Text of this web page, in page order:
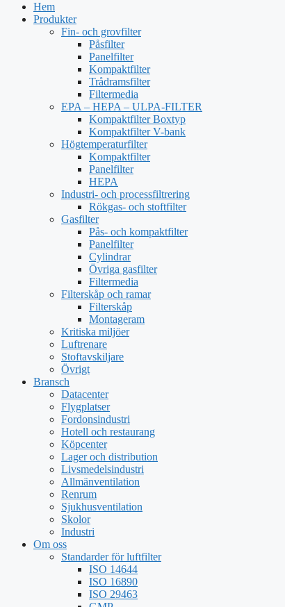
Hem
Produkter
Fin- och grovfilter
Påsfilter
Panelfilter
Kompaktfilter
Trådramsfilter
Filtermedia
EPA – HEPA – ULPA-FILTER
Kompaktfilter Boxtyp
Kompaktfilter V-bank
Högtemperaturfilter
Kompaktfilter
Panelfilter
HEPA
Industri- och processfiltrering
Rökgas- och stoftfilter
Gasfilter
Pås- och kompaktfilter
Panelfilter
Cylindrar
Övriga gasfilter
Filtermedia
Filterskåp och ramar
Filterskåp
Montageram
Kritiska miljöer
Luftrenare
Stoftavskiljare
Övrigt
Bransch
Datacenter
Flygplatser
Fordonsindustri
Hotell och restaurang
Köpcenter
Lager och distribution
Livsmedelsindustri
Allmänventilation
Renrum
Sjukhusventilation
Skolor
Industri
Om oss
Standarder för luftfilter
ISO 14644
ISO 16890
ISO 29463